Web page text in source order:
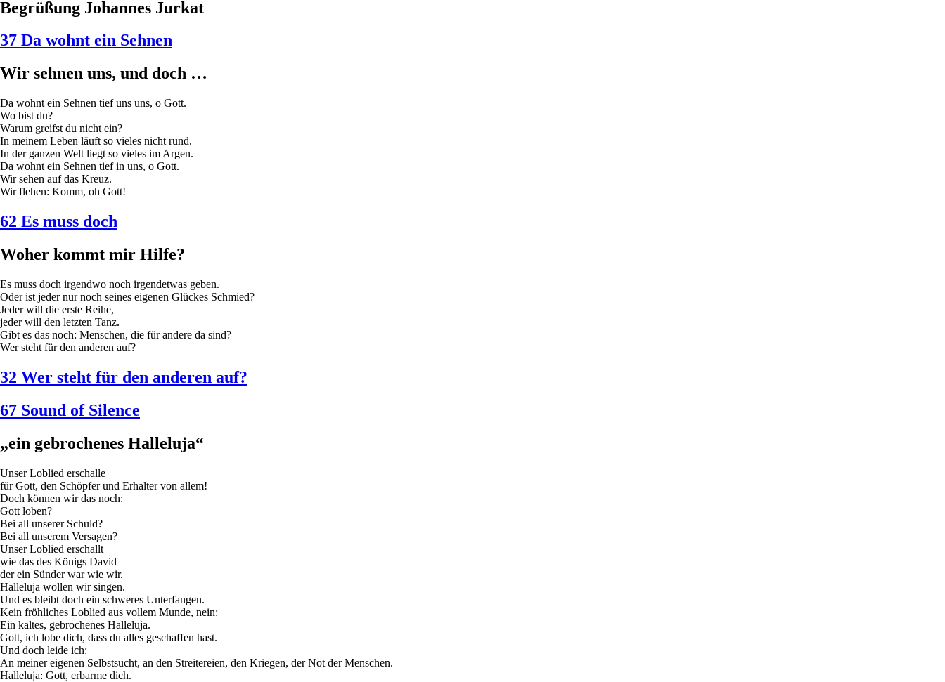
Begrüßung Johannes Jurkat
37 Da wohnt ein Sehnen
Wir sehnen uns, und doch …
Da wohnt ein Sehnen tief uns uns, o Gott.
Wo bist du?
Warum greifst du nicht ein?
In meinem Leben läuft so vieles nicht rund.
In der ganzen Welt liegt so vieles im Argen.
Da wohnt ein Sehnen tief in uns, o Gott.
Wir sehen auf das Kreuz.
Wir flehen: Komm, oh Gott!
62 Es muss doch
Woher kommt mir Hilfe?
Es muss doch irgendwo noch irgendetwas geben.
Oder ist jeder nur noch seines eigenen Glückes Schmied?
Jeder will die erste Reihe,
jeder will den letzten Tanz.
Gibt es das noch: Menschen, die für andere da sind?
Wer steht für den anderen auf?
32 Wer steht für den anderen auf?
67 Sound of Silence
„ein gebrochenes Halleluja“
Unser Loblied erschalle
für Gott, den Schöpfer und Erhalter von allem!
Doch können wir das noch:
Gott loben?
Bei all unserer Schuld?
Bei all unserem Versagen?
Unser Loblied erschallt
wie das des Königs David
der ein Sünder war wie wir.
Halleluja wollen wir singen.
Und es bleibt doch ein schweres Unterfangen.
Kein fröhliches Loblied aus vollem Munde, nein:
Ein kaltes, gebrochenes Halleluja.
Gott, ich lobe dich, dass du alles geschaffen hast.
Und doch leide ich:
An meiner eigenen Selbstsucht, an den Streitereien, den Kriegen, der Not der Menschen.
Halleluja: Gott, erbarme dich.